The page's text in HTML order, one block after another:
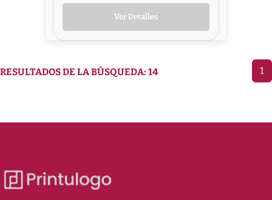
Ver Detalles
1
RESULTADOS DE LA BÚSQUEDA: 14